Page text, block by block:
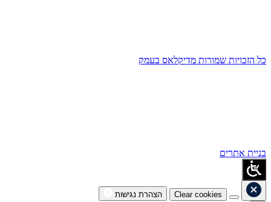
כל הזכויות שמורות מדיקלאס בעמק
בניית אתרים
Clear cookies
הצהרת נגישות